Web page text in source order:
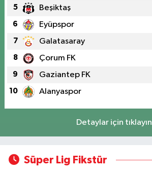
5 Beşiktaş
6 Eyüpspor
7 Galatasaray
8 Çorum FK
9 Gaziantep FK
10 Alanyaspor
Detaylar için tıklayın
Süper Lig Fikstür